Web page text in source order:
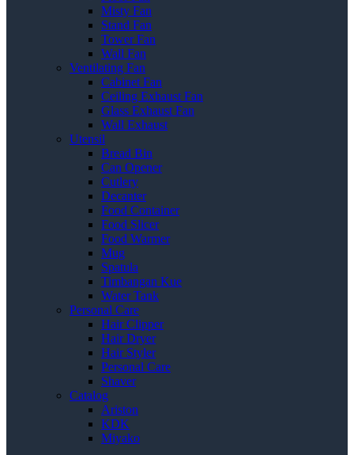
Misty Fan
Stand Fan
Tower Fan
Wall Fan
Ventilating Fan
Cabinet Fan
Ceiling Exhaust Fan
Glass Exhaust Fan
Wall Exhaust
Utensil
Bread Bin
Can Opener
Cutlery
Decanter
Food Container
Food Slicer
Food Warmer
Mug
Spatula
Timbangan Kue
Water Tank
Personal Care
Hair Clipper
Hair Dryer
Hair Styler
Personal Care
Shaver
Catalog
Ariston
KDK
Miyako